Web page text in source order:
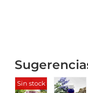
Sin stock